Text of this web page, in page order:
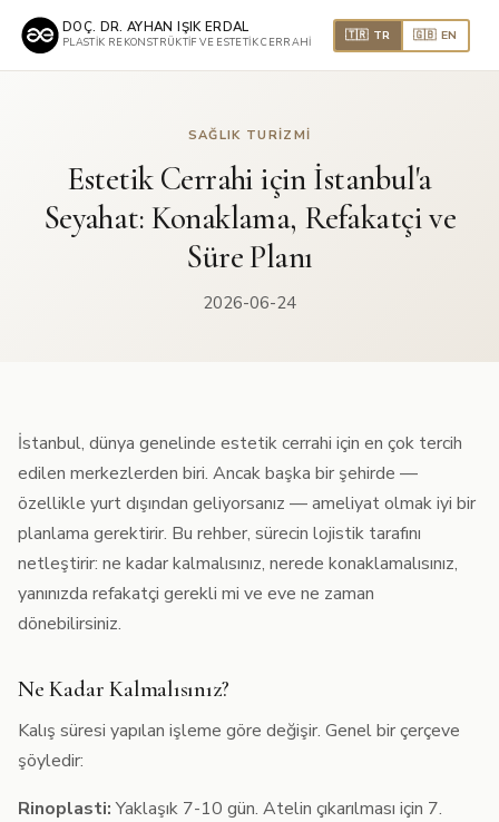
DOÇ. DR. AYHAN IŞIK ERDAL
PLASTIK REKONSTRÜKTIF VE ESTETIK CERRAHI 🇹🇷 TR 🇬🇧 EN
SAĞLIK TURIZMI
Estetik Cerrahi için İstanbul'a
Seyahat: Konaklama, Refakatçi ve
Süre Planı
2026-06-24
İstanbul, dünya genelinde estetik cerrahi için en çok tercih
edilen merkezlerden biri. Ancak başka bir şehirde —
özellikle yurt dışından geliyorsanız — ameliyat olmak iyi bir
planlama gerektirir. Bu rehber, sürecin lojistik tarafını
netleştirir: ne kadar kalmalısınız, nerede konaklamalısınız,
yanınızda refakatçi gerekli mi ve eve ne zaman
dönebilirsiniz.
Ne Kadar Kalmalısınız?
Kalış süresi yapılan işleme göre değişir. Genel bir çerçeve
şöyledir:
Rinoplasti:Yaklaşık 7-10 gün. Atelin çıkarılması için 7.